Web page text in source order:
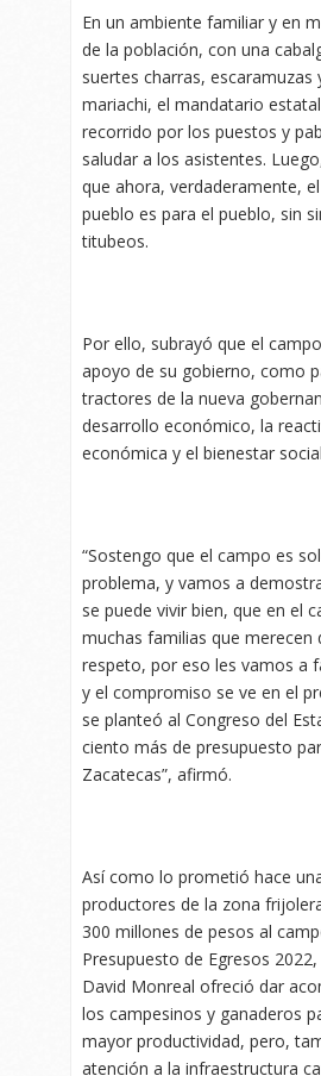
En un ambiente familiar y en
de la población, con una
suertes charras, escaramuzas
mariachi, el mandatario
recorrido por los puestos y
saludar a los asistentes.
que ahora, verdaderamente,
pueblo es para el pueblo, sin
titubeos.
Por ello, subrayó que el
apoyo de su gobierno, como
tractores de la nueva
desarrollo económico, la
económica y el bienestar
“Sostengo que el campo es
problema, y vamos a
se puede vivir bien, que en el
muchas familias que merecen
respeto, por eso les vamos a
y el compromiso se ve en el
se planteó al Congreso del
ciento más de presupuesto
Zacatecas”, afirmó.
Así como lo prometió hace
productores de la zona
300 millones de pesos al
Presupuesto de Egresos
David Monreal ofreció dar
los campesinos y ganaderos
mayor productividad, pero,
atención a la infraestructura